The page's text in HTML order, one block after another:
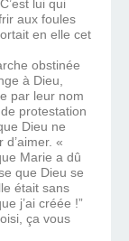
lui qui
aux foules
en elle cet
obstinée
à Dieu,
par leur nom
protestation
Dieu ne
«
Marie a dû
que Dieu se
était sans
j’ai créée !”
ça vous